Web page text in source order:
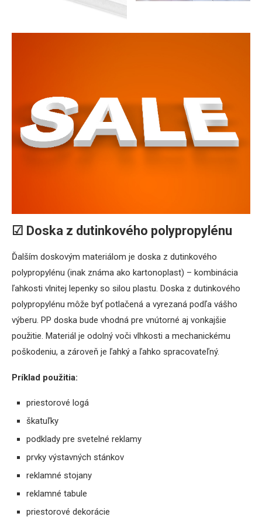
☑ Doska z dutinkového polypropylénu
Ďalším doskovým materiálom je doska z dutinkového
polypropylénu (inak známa ako kartonoplast) – kombinácia
ľahkosti vlnitej lepenky so silou plastu. Doska z dutinkového
polypropylénu môže byť potlačená a vyrezaná podľa vášho
výberu. PP doska bude vhodná pre vnútorné aj vonkajšie
použitie. Materiál je odolný voči vlhkosti a mechanickému
poškodeniu, a zároveň je ľahký a ľahko spracovateľný.
Príklad použitia:
priestorové logá
škatuľky
podklady pre svetelné reklamy
prvky výstavných stánkov
reklamné stojany
reklamné tabule
priestorové dekorácie